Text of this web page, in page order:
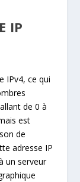
IP
IPv4, ce qui
de 0 à
est
de
adresse IP
un serveur